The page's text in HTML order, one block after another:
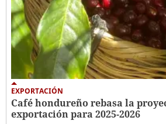
EXPORTACIÓN
Café hondureño rebasa la
exportación para 2025-2026